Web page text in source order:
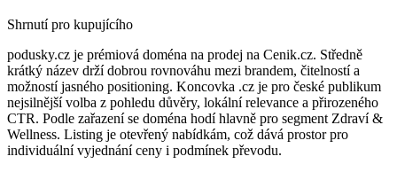
Shrnutí pro kupujícího
podusky.cz je prémiová doména na prodej na Cenik.cz. Středně
krátký název drží dobrou rovnováhu mezi brandem, čitelností a
možností jasného positioning. Koncovka .cz je pro české publikum
nejsilnější volba z pohledu důvěry, lokální relevance a přirozeného
CTR. Podle zařazení se doména hodí hlavně pro segment Zdraví &
Wellness. Listing je otevřený nabídkám, což dává prostor pro
individuální vyjednání ceny i podmínek převodu.